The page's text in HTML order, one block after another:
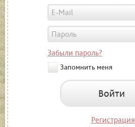
Забыли пароль?
Запомнить меня
Войти
Регистрация